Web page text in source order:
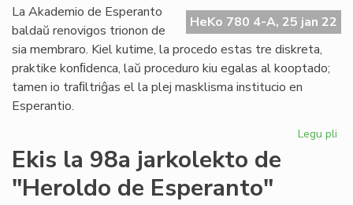
HeKo 780 4-A, 25 jan 22
La Akademio de Esperanto
baldaŭ renovigos trionon de
sia membraro. Kiel kutime, la procedo estas tre diskreta,
praktike konﬁdenca, laŭ proceduro kiu egalas al kooptado;
tamen io traﬁltriĝas el la plej masklisma institucio en
Esperantio.
Legu pli
Ekis la 98a jarkolekto de
"Heroldo de Esperanto"